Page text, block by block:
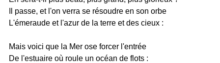
Il passe, et l'on verra se résoudre en son orbe
L'émeraude et l'azur de la terre et des cieux :
Mais voici que la Mer ose forcer l'entrée
De l'estuaire où roule un océan de flots :